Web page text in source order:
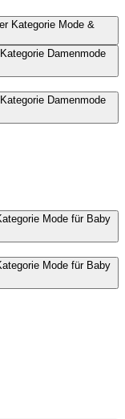
Kategorie Mode &
Damenmode
Damenmode
Mode für Baby
Mode für Baby